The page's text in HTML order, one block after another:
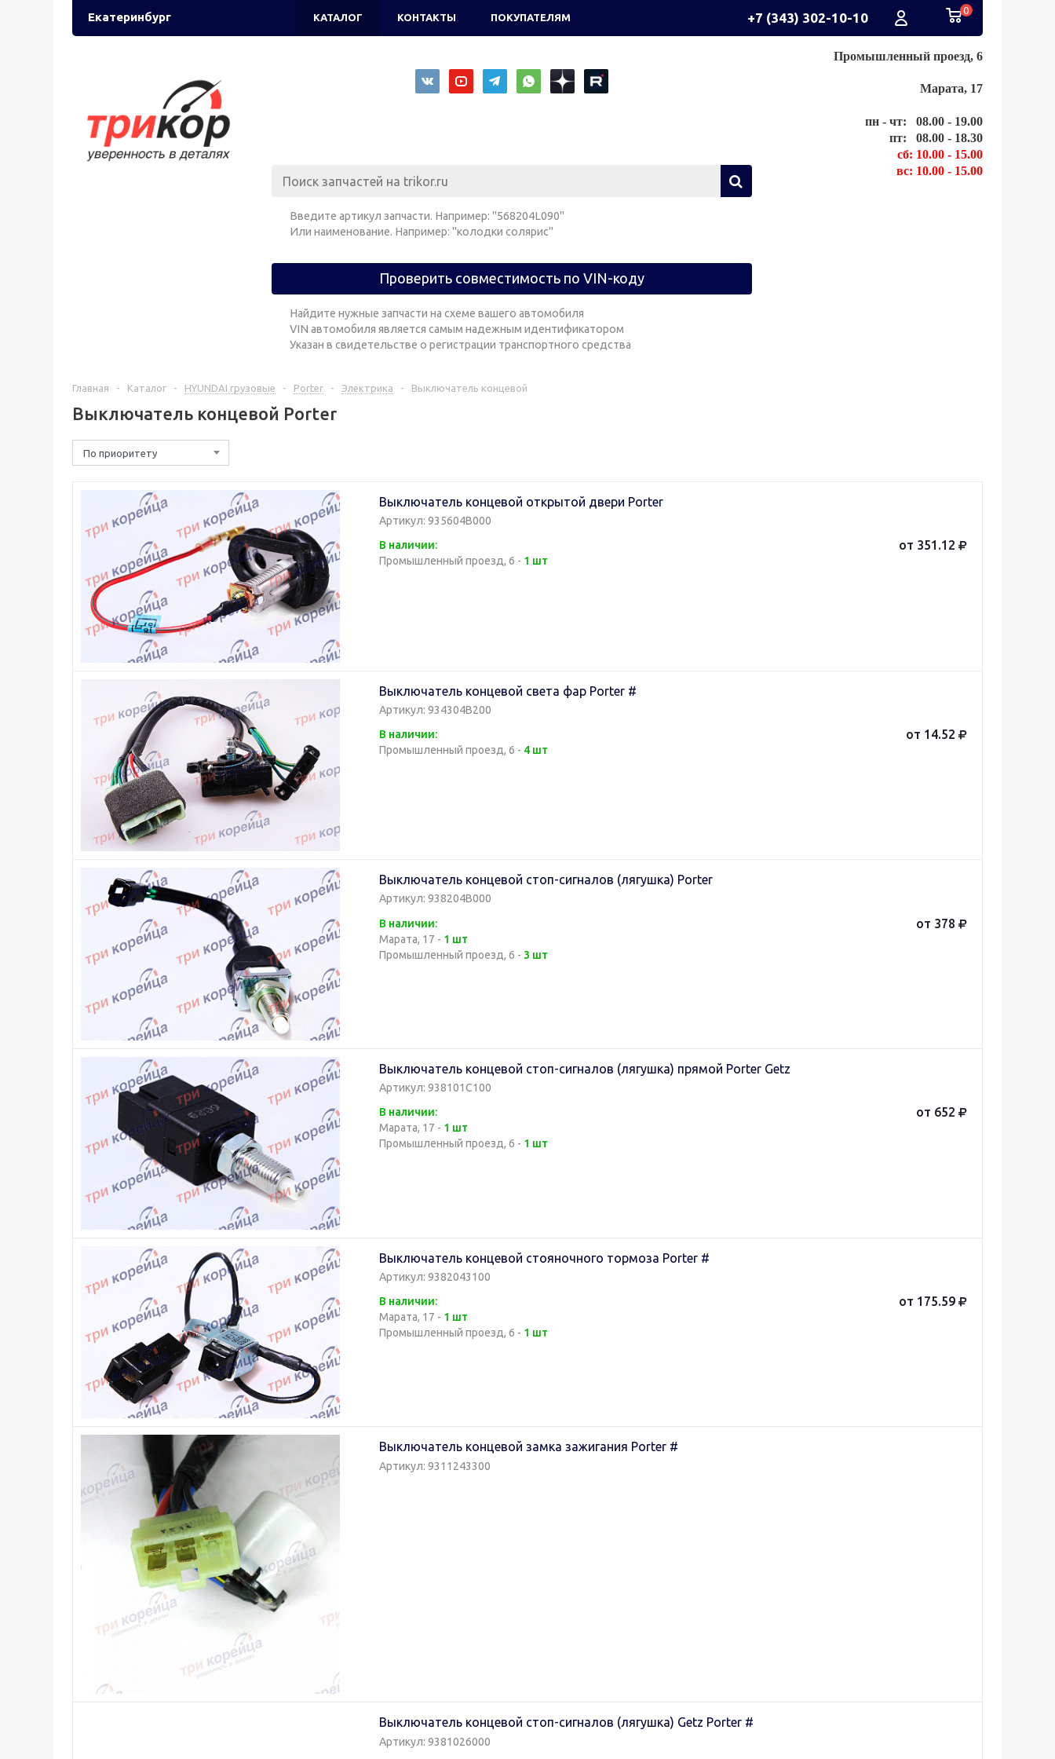
+7 (343) 302-10-10 0
Екатеринбург КАТАЛОГ КОНТАКТЫ ПОКУПАТЕЛЯМ
Введите артикул запчасти. Например: "568204L090"
Или наименование. Например: "колодки солярис"
Проверить совместимость по VIN-коду
Найдите нужные запчасти на схеме вашего автомобиля
VIN автомобиля является самым надежным идентификатором
Указан в свидетельстве о регистрации транспортного средства
Промышленный проезд, 6
Марата, 17
пн - чт: 08.00 - 19.00
пт: 08.00 - 18.30
сб: 10.00 - 15.00
вс: 10.00 - 15.00
Главная - Каталог - HYUNDAI грузовые - Porter - Электрика - Выключатель концевой
Выключатель концевой Porter
По приоритету
Выключатель концевой открытой двери Porter
Артикул: 935604B000
В наличии:
Промышленный проезд, 6 - 1 шт
от 351.12
Выключатель концевой света фар Porter #
Артикул: 934304B200
В наличии:
Промышленный проезд, 6 - 4 шт
от 14.52
Выключатель концевой стоп-сигналов (лягушка) Porter
Артикул: 938204B000
В наличии:
Марата, 17 - 1 шт
Промышленный проезд, 6 - 3 шт
от 378
Выключатель концевой стоп-сигналов (лягушка) прямой Porter Getz
Артикул: 938101C100
В наличии:
Марата, 17 - 1 шт
Промышленный проезд, 6 - 1 шт
от 652
Выключатель концевой стояночного тормоза Porter #
Артикул: 9382043100
В наличии:
Марата, 17 - 1 шт
Промышленный проезд, 6 - 1 шт
от 175.59
Выключатель концевой замка зажигания Porter #
Артикул: 9311243300
Выключатель концевой стоп-сигналов (лягушка) Getz Porter #
Артикул: 9381026000